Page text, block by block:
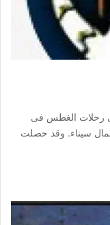
رحلات الغطس فى
سيناء. وقد حصلت